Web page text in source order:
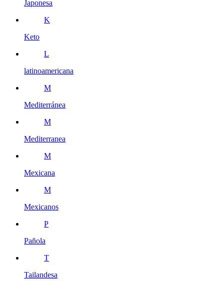
Japonesa
K
Keto
L
latinoamericana
M
Mediterránea
M
Mediterranea
M
Mexicana
M
Mexicanos
P
Pañola
T
Tailandesa